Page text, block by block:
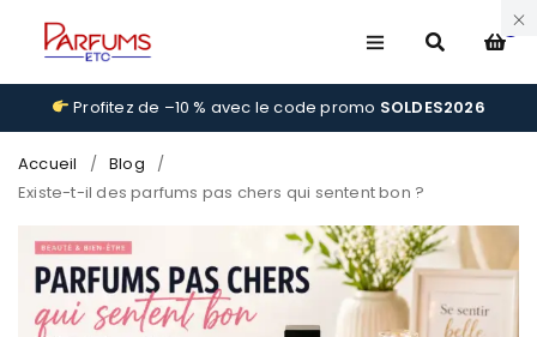
0
Profitez de –10 % avec le code promo SOLDES2026
Accueil / Blog
/
Existe-t-il des parfums pas chers qui sentent bon ?